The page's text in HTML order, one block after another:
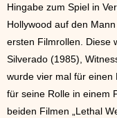
Hingabe zum Spiel in
Hollywood auf den
ersten Filmrollen. Diese
Silverado (1985),
wurde vier mal für einen
für seine Rolle in einem
beiden Filmen „Lethal